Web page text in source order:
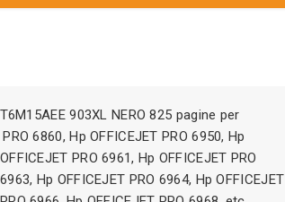
903XL NERO 825 pagine per
6860, Hp OFFICEJET PRO 6950, Hp
PRO 6961, Hp OFFICEJET PRO
Hp OFFICEJET PRO 6964, Hp OFFICEJET